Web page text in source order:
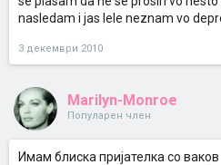
nasledam i jas lele neznam vo
3 декември 2010
Marilyn-Monroe
Популарен член
Имам блиска пријателка со